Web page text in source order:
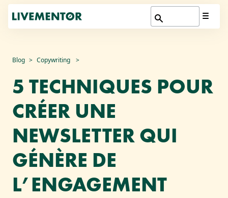
Aller
contenu
Blog Copywriting
5 TECHNIQUES POUR
CRÉER UNE
NEWSLETTER QUI
GÉNÈRE DE
L’ENGAGEMENT